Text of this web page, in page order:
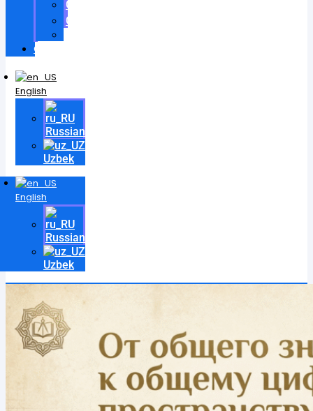
Certificates
Contracts
Contact
English
Russian
Uzbek
English
Russian
Uzbek